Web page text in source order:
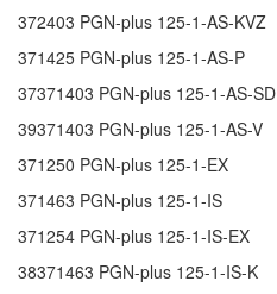
372403 PGN-plus 125-1-AS-KVZ
371425 PGN-plus 125-1-AS-P
37371403 PGN-plus 125-1-AS-SD
39371403 PGN-plus 125-1-AS-V
371250 PGN-plus 125-1-EX
371463 PGN-plus 125-1-IS
371254 PGN-plus 125-1-IS-EX
38371463 PGN-plus 125-1-IS-K